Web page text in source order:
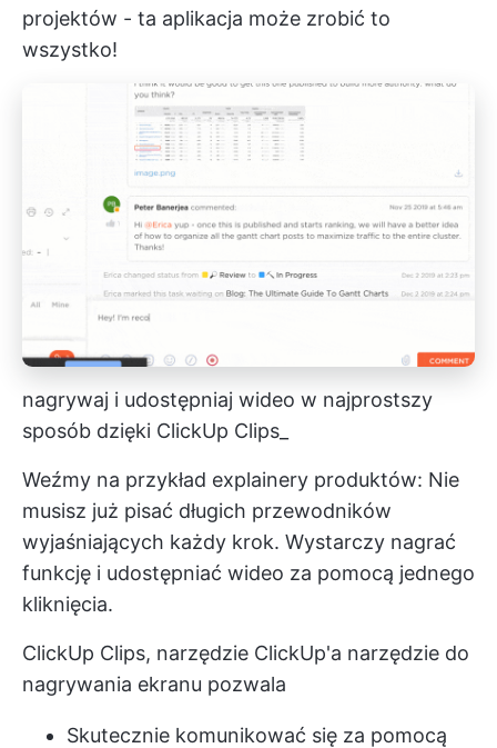
projektów - ta aplikacja może zrobić to
wszystko!
nagrywaj i udostępniaj wideo w najprostszy
sposób dzięki ClickUp Clips_
Weźmy na przykład explainery produktów: Nie
musisz już pisać długich przewodników
wyjaśniających każdy krok. Wystarczy nagrać
funkcję i udostępniać wideo za pomocą jednego
kliknięcia.
ClickUp Clips, narzędzie ClickUp'a narzędzie do
nagrywania ekranu pozwala
Skutecznie komunikować się za pomocą